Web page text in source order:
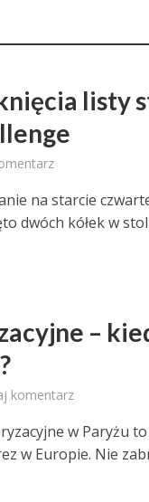
listy
na starcie
dwóch kółek w
–
komentarz
w Paryżu
w Europie. Nie